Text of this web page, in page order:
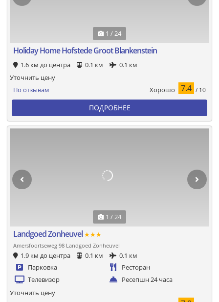
1 / 24
Holiday Home Hofstede Groot Blankenstein
1.6 км до центра 0.1 км 0.1 км
По отзывам Хорошо 7.4 / 10
Уточнить цену
ПОДРОБНЕЕ
1 / 24
Landgoed Zonheuvel★★★
Amersfoortseweg 98 Landgoed Zonheuvel
1.9 км до центра 0.1 км
0.1 км
Парковка
Ресторан
Телевизор
Ресепшн 24 часа
Уточнить цену